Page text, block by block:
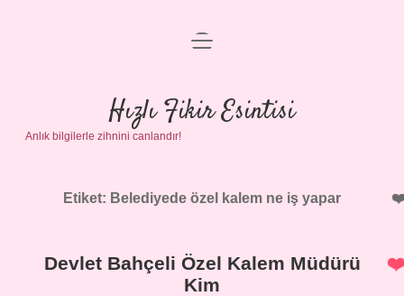
Anasayfa
Gizlilik Politikası
Yasal Uyarı
menüyü
Hızlı Fikir Esintisi
Anlık bilgilerle zihnini canlandır!
Etiket: Belediyede özel kalem ne iş yapar
Devlet Bahçeli Özel Kalem Müdürü
Kim